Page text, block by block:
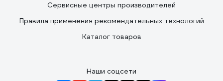
Сервисные центры производителей
Правила применения рекомендательных технологий
Каталог товаров
Наши соцсети